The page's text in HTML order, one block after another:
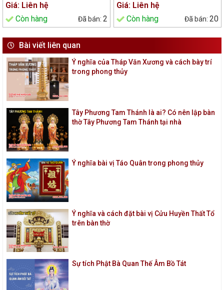
Giá: Liên hệ
Còn hàng
2
Giá: Liên hệ
Còn hàng
20
Bài viết liên quan
Ý nghĩa của Tháp Văn Xương và cách bày trí
trong phong thủy
Tây Phương Tam Thánh là ai? Có nên lập bàn
thờ Tây Phương Tam Thánh tại nhà
Ý nghĩa bài vị Táo Quân trong phong thủy
Ý nghĩa và cách đặt bài vị Cửu Huyền Thất Tổ
trên bàn thờ
Sự tích Phật Bà Quan Thế Âm Bồ Tát